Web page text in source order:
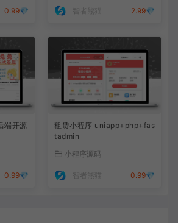
0.99💎 智者熊猫 2.99💎
端开源
0.99💎
租赁小程序 uniapp+php+fas
tadmin
小程序源码
智者熊猫 0.99💎